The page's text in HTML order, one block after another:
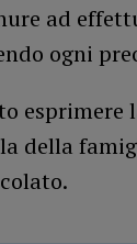
ad
ogni
esprimere
della